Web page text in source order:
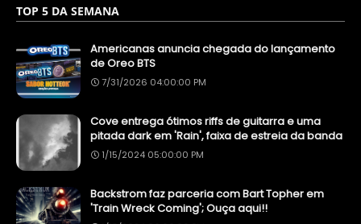
TOP 5 DA SEMANA
Americanas anuncia chegada do lançamento
de Oreo BTS
7/31/2026 04:00:00 PM
Cove entrega ótimos riffs de guitarra e uma
pitada dark em 'Rain', faixa de estreia da banda
1/15/2024 05:00:00 PM
Backstrom faz parceria com Bart Topher em
'Train Wreck Coming'; Ouça aqui!!